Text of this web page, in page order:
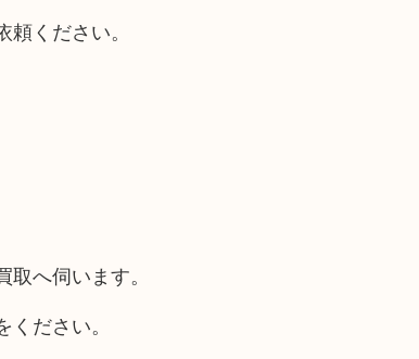
ください。
へ伺います。
ださい。